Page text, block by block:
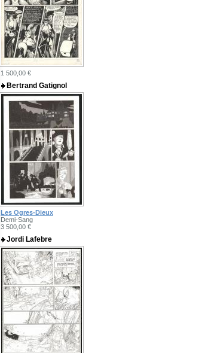
1 500,00 €
Bertrand Gatignol
Les Ogres-Dieux
Demi-Sang
3 500,00 €
Jordi Lafebre